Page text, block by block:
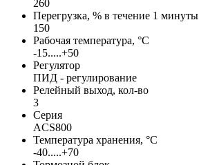
260
Перегрузка, % в течение 1 минуты
150
Рабочая температура, °С
-15.....+50
Регулятор
ПИД - регулирование
Релейный выход, кол-во
3
Серия
ACS800
Температура хранения, °С
-40.....+70